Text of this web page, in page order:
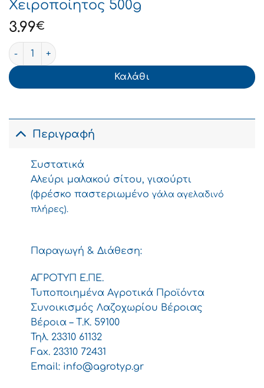
Χειροποίητος 500g
3.99€
Παραγωγός Τραχανάς Ξινός Χειροποίητος 500g
Καλάθι
Περιγραφή
Συστατικά
Αλεύρι μαλακού σίτου, γιαούρτι
(φρέσκο παστεριωμένο γάλα αγελαδινό
πλήρες).
Παραγωγή & Διάθεση:
ΑΓΡΟΤΥΠ Ε.ΠΕ.
Τυποποιημένα Αγροτικά Προϊόντα
Συνοικισμός Λαζοχωρίου Βέροιας
Βέροια – Τ.Κ. 59100
Τηλ. 23310 61132
Fax. 23310 72431
Email: info@agrotyp.gr